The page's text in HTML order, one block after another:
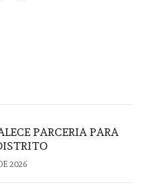
PARCERIA PARA
2026